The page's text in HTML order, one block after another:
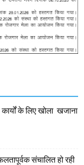
कार्यों के लिए खोला खजाना
संचालित हो रही